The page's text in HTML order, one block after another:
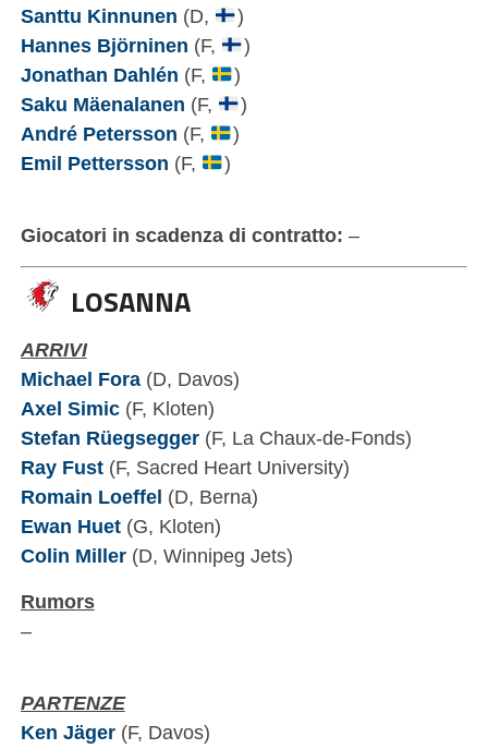
Santtu Kinnunen (D,
)
Hannes Björninen (F,
)
Jonathan Dahlén (F,
)
Saku Mäenalanen (F,
)
André Petersson (F,
)
Emil Pettersson (F, )
Giocatori in scadenza di contratto: –
LOSANNA
ARRIVI
Michael Fora(D, Davos)
Axel Simic(F, Kloten)
Stefan Rüegsegger(F, La Chaux-de-Fonds)
Ray Fust(F, Sacred Heart University)
Romain Loeffel (D, Berna)
Ewan Huet(G, Kloten)
Colin Miller(D, Winnipeg Jets)
Rumors
–
PARTENZE
Ken Jäger(F, Davos)